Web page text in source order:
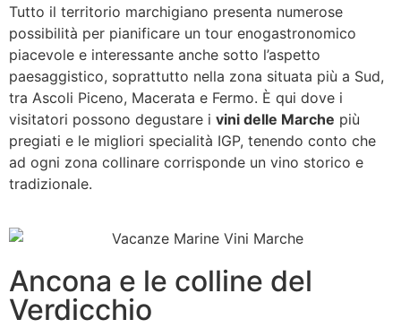
Tutto il territorio marchigiano presenta numerose
possibilità per pianificare un tour enogastronomico
piacevole e interessante anche sotto l’aspetto
paesaggistico, soprattutto nella zona situata più a Sud,
tra Ascoli Piceno, Macerata e Fermo. È qui dove i
visitatori possono degustare i vini delle Marche più
pregiati e le migliori specialità IGP, tenendo conto che
ad ogni zona collinare corrisponde un vino storico e
tradizionale.
Ancona e le colline del
Verdicchio